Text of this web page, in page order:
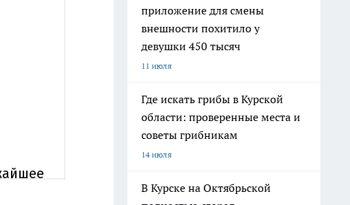
приложение для смены
внешности похитило у
девушки 450 тысяч
11 июля
Где искать грибы в Курской
области: проверенные места и
советы грибникам
14 июля
В Курске на Октябрьской